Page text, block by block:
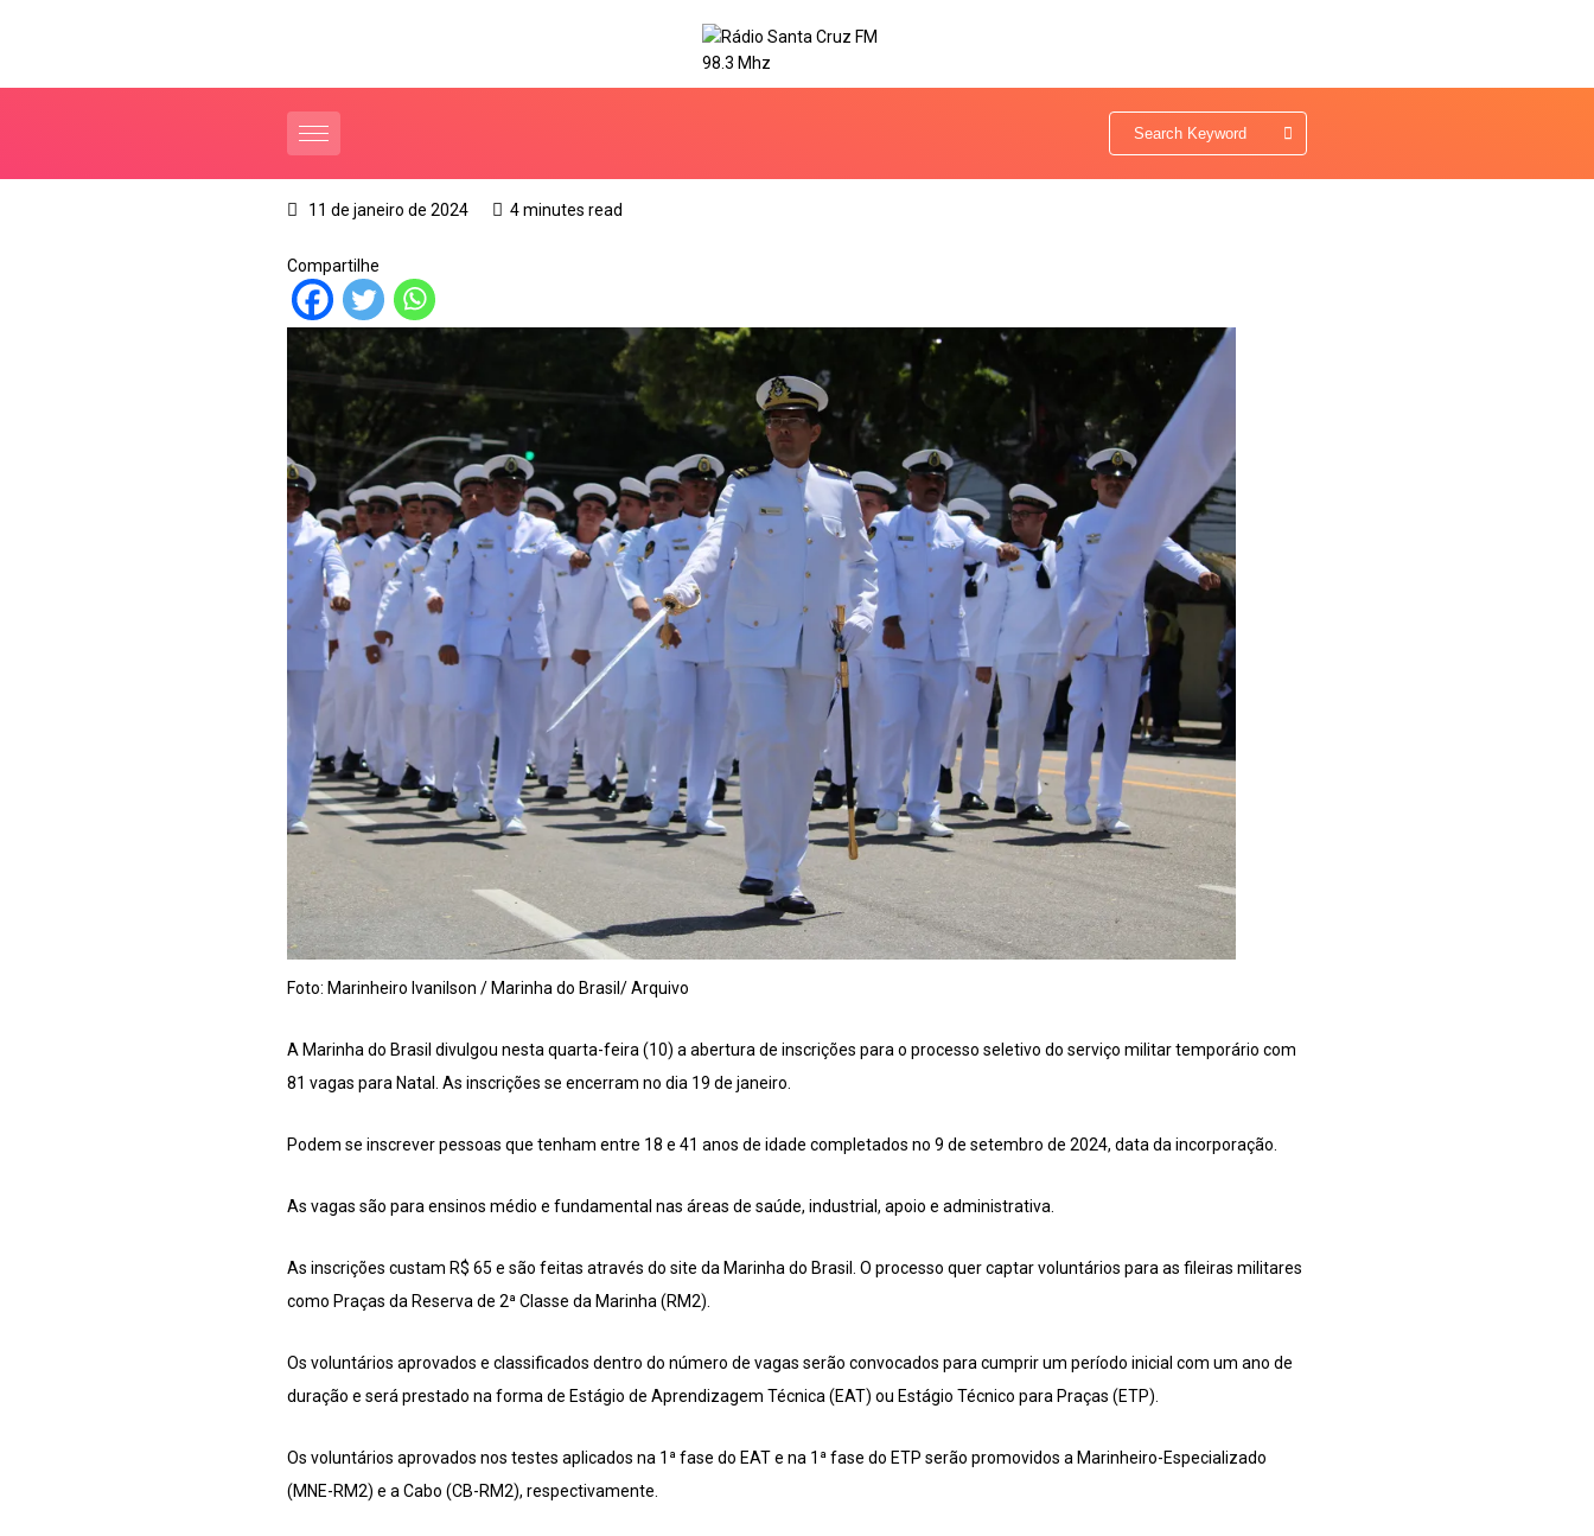
11 de janeiro de 2024 4 minutes read
Compartilhe
Foto: Marinheiro Ivanilson / Marinha do Brasil/ Arquivo
A Marinha do Brasil divulgou nesta quarta-feira (10) a abertura de inscrições para o processo seletivo do serviço militar temporário com
81 vagas para Natal. As inscrições se encerram no dia 19 de janeiro.
Podem se inscrever pessoas que tenham entre 18 e 41 anos de idade completados no 9 de setembro de 2024, data da incorporação.
As vagas são para ensinos médio e fundamental nas áreas de saúde, industrial, apoio e administrativa.
As inscrições custam R$ 65 e são feitas através do site da Marinha do Brasil. O processo quer captar voluntários para as fileiras militares
como Praças da Reserva de 2ª Classe da Marinha (RM2).
Os voluntários aprovados e classificados dentro do número de vagas serão convocados para cumprir um período inicial com um ano de
duração e será prestado na forma de Estágio de Aprendizagem Técnica (EAT) ou Estágio Técnico para Praças (ETP).
Os voluntários aprovados nos testes aplicados na 1ª fase do EAT e na 1ª fase do ETP serão promovidos a Marinheiro-Especializado
(MNE-RM2) e a Cabo (CB-RM2), respectivamente.